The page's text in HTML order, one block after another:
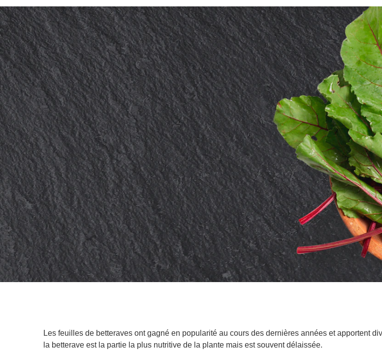
Les feuilles de betteraves ont gagné en popularité au cours des dernières années et apportent
la betterave est la partie la plus nutritive de la plante mais est souvent délaissée.